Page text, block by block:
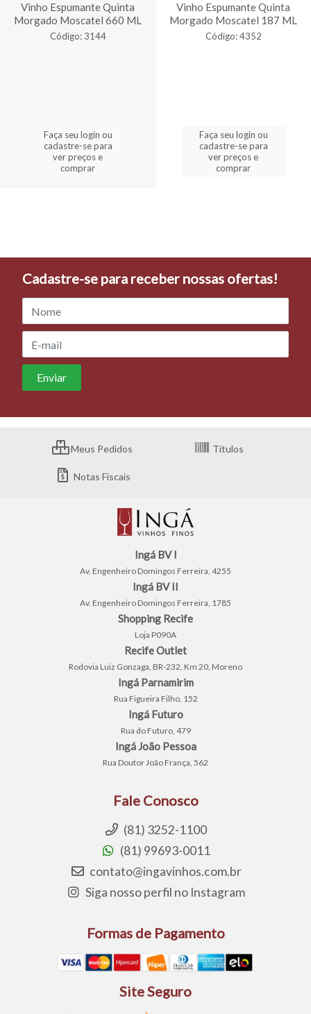
Vinho Espumante Quinta
Morgado Moscatel 660 ML
Código: 3144
Faça seu login ou
cadastre-se para
ver preços e
comprar
Vinho Espumante Quinta
Morgado Moscatel 187 ML
Código: 4352
Faça seu login ou
cadastre-se para
ver preços e
comprar
Cadastre-se para receber nossas ofertas!
Meus Pedidos Títulos
Notas Fiscais
Ingá BV I
Av. Engenheiro Domingos Ferreira, 4255
Ingá BV II
Av. Engenheiro Domingos Ferreira, 1785
Shopping Recife
Loja P090A
Recife Outlet
Rodovia Luiz Gonzaga, BR-232, Km 20, Moreno
Ingá Parnamirim
Rua Figueira Filho, 152
Ingá Futuro
Rua do Futuro, 479
Ingá João Pessoa
Rua Doutor João França, 562
Fale Conosco
(81) 3252-1100
(81) 99693-0011
contato@ingavinhos.com.br
Siga nosso perfil no Instagram
Formas de Pagamento
Site Seguro